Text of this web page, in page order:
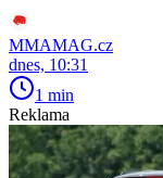
MMAMAG.cz
dnes, 10:31
1 min
Reklama